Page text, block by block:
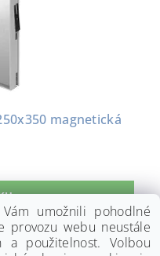
magnetická
umožnili pohodlné
provozu webu neustále
a použitelnost. Volbou